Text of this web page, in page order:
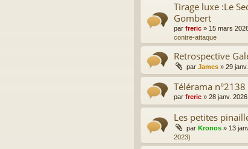
Tirage luxe :Le
Gombert
par freric » 15 mars
contre-attaque
Retrospective
par James » 29
Télérama
par freric » 28 janv.
Les petites
par Kronos » 13
2023)